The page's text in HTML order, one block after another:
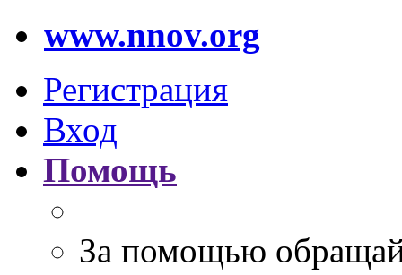
www.nnov.org
Регистрация
Вход
Помощь
За помощью